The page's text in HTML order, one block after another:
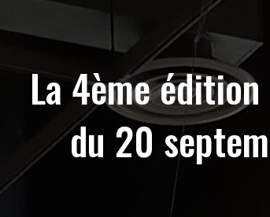
La 4ème édition
du 20